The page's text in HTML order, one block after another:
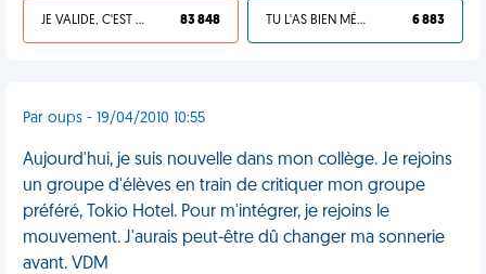
JE VALIDE, C'EST UNE VDM 83 848 TU L'AS BIEN MÉRITÉ 6 883
Par oups - 19/04/2010 10:55
Aujourd'hui, je suis nouvelle dans mon collège. Je rejoins
un groupe d'élèves en train de critiquer mon groupe
préféré, Tokio Hotel. Pour m'intégrer, je rejoins le
mouvement. J'aurais peut-être dû changer ma sonnerie
avant. VDM